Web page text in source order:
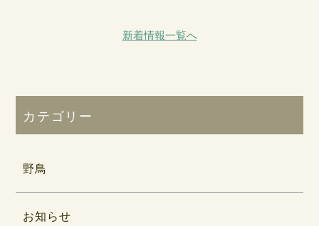
新着情報一覧へ
カテゴリー
野鳥
お知らせ